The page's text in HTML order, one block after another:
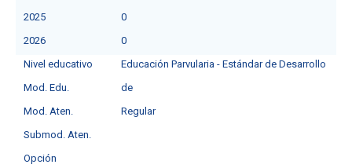
2025
0
2026
0
Nivel educativo
Educación Parvularia - Estándar de Desarrollo
Mod. Edu.
de
Mod. Aten.
Regular
Submod. Aten.
Opción